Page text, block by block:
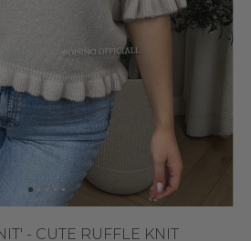
- CUTE RUFFLE KNIT